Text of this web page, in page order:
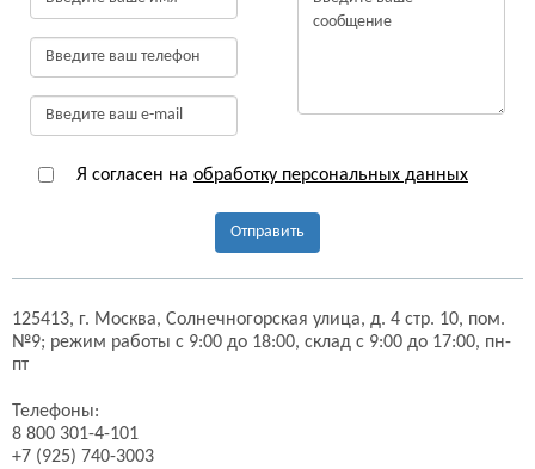
Я согласен на обработку персональных данных
Отправить
125413, г. Москва, Солнечногорская улица, д. 4 стр. 10, пом.
№9; режим работы с 9:00 до 18:00, склад с 9:00 до 17:00, пн-
пт
Телефоны:
8 800 301-4-101
+7 (925) 740-3003